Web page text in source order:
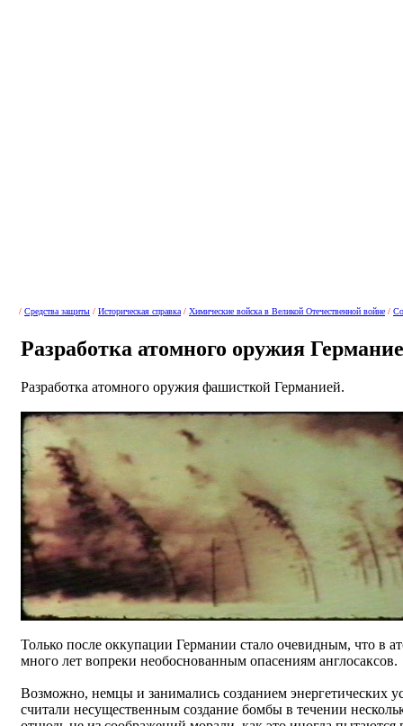
/ Средства защиты / Историческая справка / Химические войска в Великой Отечественной войне /
Разработка атомного оружия
Разработка атомного оружия фашисткой Германией.
Только после оккупации Германии стало очевидным, что в
много лет вопреки необоснованным опасениям англосаксов.
Возможно, немцы и занимались созданием энергетических
считали несущественным создание бомбы в течении